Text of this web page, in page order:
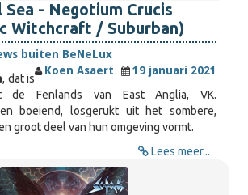
Sea - Negotium Crucis
Witchcraft / Suburban)
buiten BeNeLux
Koen Asaert
19 januari 2021
, dat is
de Fenlands van East Anglia, VK.
en boeiend, losgerukt uit het sombere,
groot deel van hun omgeving vormt.
Lees meer...